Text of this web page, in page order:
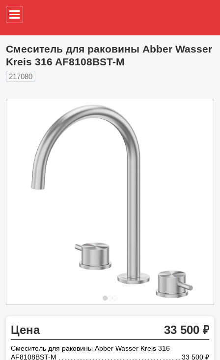
Смеситель для раковины Abber Wasser
Kreis 316 AF8108BST-M
217080
Цена 33 500
Смеситель для раковины Abber Wasser Kreis 316
AF8108BST-M
33 500